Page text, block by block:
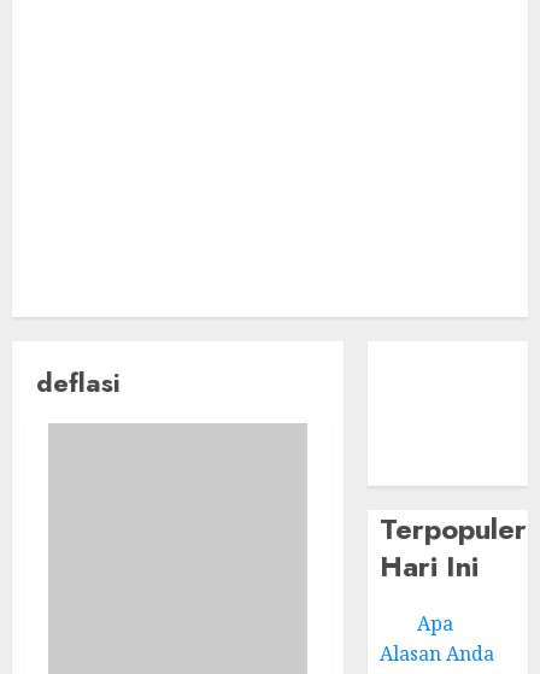
deflasi
Terpopuler
Hari Ini
Apa
Alasan Anda